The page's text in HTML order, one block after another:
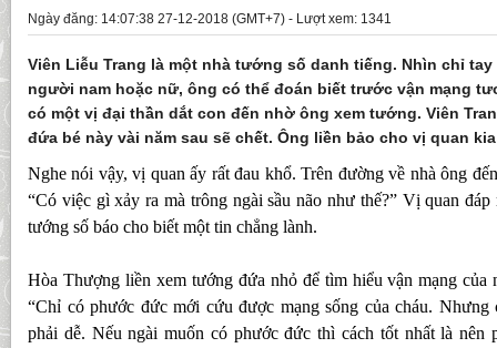
Ngày đăng: 14:07:38 27-12-2018 (GMT+7) - Lượt xem: 1341
Viên Liễu Trang là một nhà tướng số danh tiếng. Nhìn chỉ
người nam hoặc nữ, ông có thể đoán biết trước vận mạng
có một vị đại thần dắt con đến nhờ ông xem tướng. Viên
đứa bé này vài năm sau sẽ chết. Ông liền bảo cho vị quan
Nghe nói vậy, vị quan ấy rất đau khổ. Trên đường về nhà ông
“Có việc gì xảy ra mà trông ngài sầu não như thế?” Vị quan
tướng số báo cho biết một tin chẳng lành.
Hòa Thượng liền xem tướng đứa nhỏ để tìm hiểu vận mạng của
“Chỉ có phước đức mới cứu được mạng sống của cháu. Nhưng
phải dễ. Nếu ngài muốn có phước đức thì cách tốt nhất là nên